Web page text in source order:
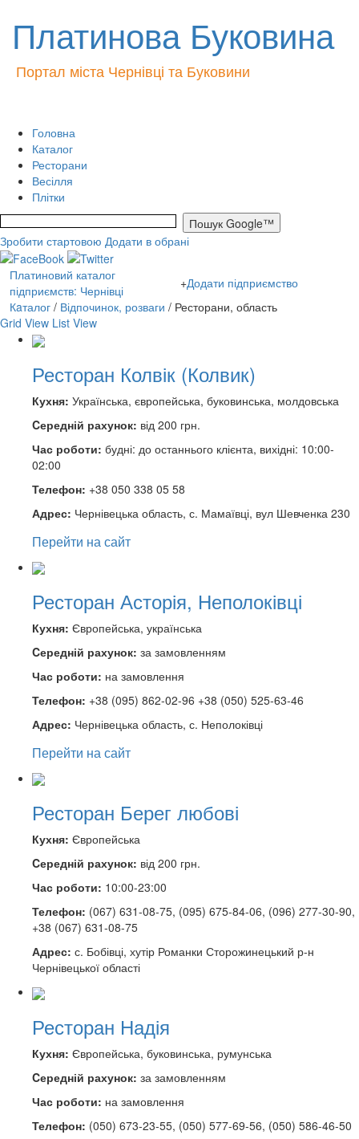
Платинова Буковина
Портал міста Чернівці та Буковини
Головна
Каталог
Ресторани
Весілля
Плітки
Зробити стартовою Додати в обрані
Платиновий каталог
підприємств: Чернівці
+Додати підприємство
Кaталог/ Відпочинок, розваги / Ресторани, область
Grid View List View
Ресторан Колвік (Колвик)
Кухня: Українська, європейська, буковинська, молдовська
Cередній рахунок: від 200 грн.
Час роботи: будні: до останнього клієнта, вихідні: 10:00-
02:00
Телефон: +38 050 338 05 58
Адрес: Чернівецька область, с. Мамаївці, вул Шевченка 230
Перейти на сайт
Ресторан Асторія, Неполоківці
Кухня: Європейська, українська
Cередній рахунок: за замовленням
Час роботи: на замовлення
Телефон: +38 (095) 862-02-96 +38 (050) 525-63-46
Адрес: Чернівецька область, с. Неполоківці
Перейти на сайт
Ресторан Берег любові
Кухня: Європейська
Cередній рахунок: від 200 грн.
Час роботи: 10:00-23:00
Телефон: (067) 631-08-75, (095) 675-84-06, (096) 277-30-90,
+38 (067) 631-08-75
Адрес: с. Бобівці, хутір Романки Сторожинецький р-н
Чернівецької області
Ресторан Надія
Кухня: Європейська, буковинська, румунська
Cередній рахунок: за замовленням
Час роботи: на замовлення
Телефон: (050) 673-23-55, (050) 577-69-56, (050) 586-46-50